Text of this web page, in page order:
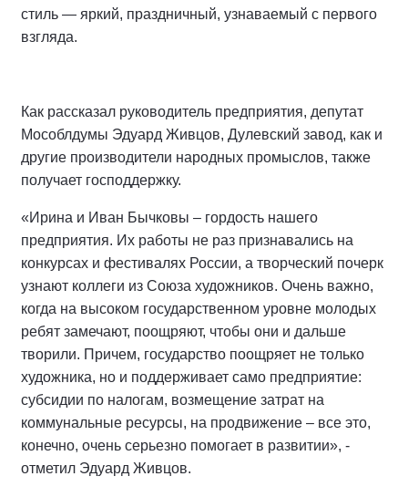
стиль — яркий, праздничный, узнаваемый с первого
взгляда.
Как рассказал руководитель предприятия, депутат
Мособлдумы Эдуард Живцов, Дулевский завод, как и
другие производители народных промыслов, также
получает господдержку.
«Ирина и Иван Бычковы – гордость нашего
предприятия. Их работы не раз признавались на
конкурсах и фестивалях России, а творческий почерк
узнают коллеги из Союза художников. Очень важно,
когда на высоком государственном уровне молодых
ребят замечают, поощряют, чтобы они и дальше
творили. Причем, государство поощряет не только
художника, но и поддерживает само предприятие:
субсидии по налогам, возмещение затрат на
коммунальные ресурсы, на продвижение – все это,
конечно, очень серьезно помогает в развитии», -
отметил Эдуард Живцов.